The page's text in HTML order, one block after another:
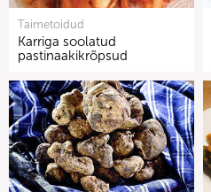
Taimetoidud
Karriga soolatud
pastinaakikrõpsud